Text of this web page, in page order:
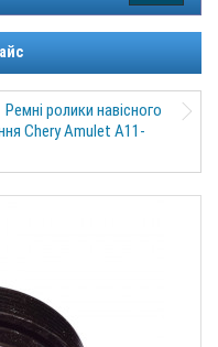
Ремні ролики навісного
Chery Amulet A11-